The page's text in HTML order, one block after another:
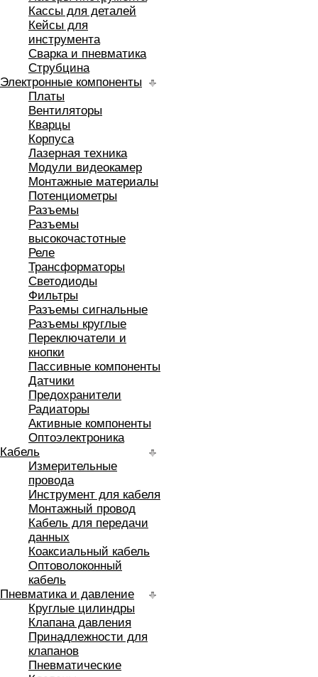
Кассы для деталей
Кейсы для
инструмента
Сварка и пневматика
Струбцина
Электронные компоненты
Платы
Вентиляторы
Кварцы
Корпуса
Лазерная техника
Модули видеокамер
Монтажные материалы
Потенциометры
Разъемы
Разъемы
высокочастотные
Реле
Трансформаторы
Светодиоды
Фильтры
Разъемы сигнальные
Разъемы круглые
Переключатели и
кнопки
Пассивные компоненты
Датчики
Предохранители
Радиаторы
Активные компоненты
Оптоэлектроника
Кабель
Измерительные
провода
Инструмент для кабеля
Монтажный провод
Кабель для передачи
данных
Коаксиальный кабель
Оптоволоконный
кабель
Пневматика и давление
Круглые цилиндры
Клапана давления
Принадлежности для
клапанов
Пневматические